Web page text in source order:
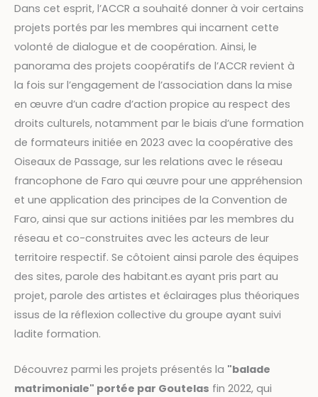
Dans cet esprit, l’ACCR a souhaité donner à voir certains
projets portés par les membres qui incarnent cette
volonté de dialogue et de coopération. Ainsi, le
panorama des projets coopératifs de l’ACCR revient à
la fois sur l’engagement de l’association dans la mise
en œuvre d’un cadre d’action propice au respect des
droits culturels, notamment par le biais d’une formation
de formateurs initiée en 2023 avec la coopérative des
Oiseaux de Passage, sur les relations avec le réseau
francophone de Faro qui œuvre pour une appréhension
et une application des principes de la Convention de
Faro, ainsi que sur actions initiées par les membres du
réseau et co-construites avec les acteurs de leur
territoire respectif. Se côtoient ainsi parole des équipes
des sites, parole des habitant.es ayant pris part au
projet, parole des artistes et éclairages plus théoriques
issus de la réflexion collective du groupe ayant suivi
ladite formation.
Découvrez parmi les projets présentés la "balade
matrimoniale" portée par Goutelas fin 2022, qui